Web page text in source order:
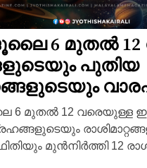
6 മുതൽ 12
പുതിയ
6 മുതൽ 12 വരെയുള്ള
മുൻനിർത്തി 12